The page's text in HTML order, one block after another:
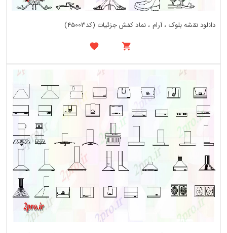
دانلود نقشه بلوک ، آرام ، نماد کفش جزئیات (کد45003)